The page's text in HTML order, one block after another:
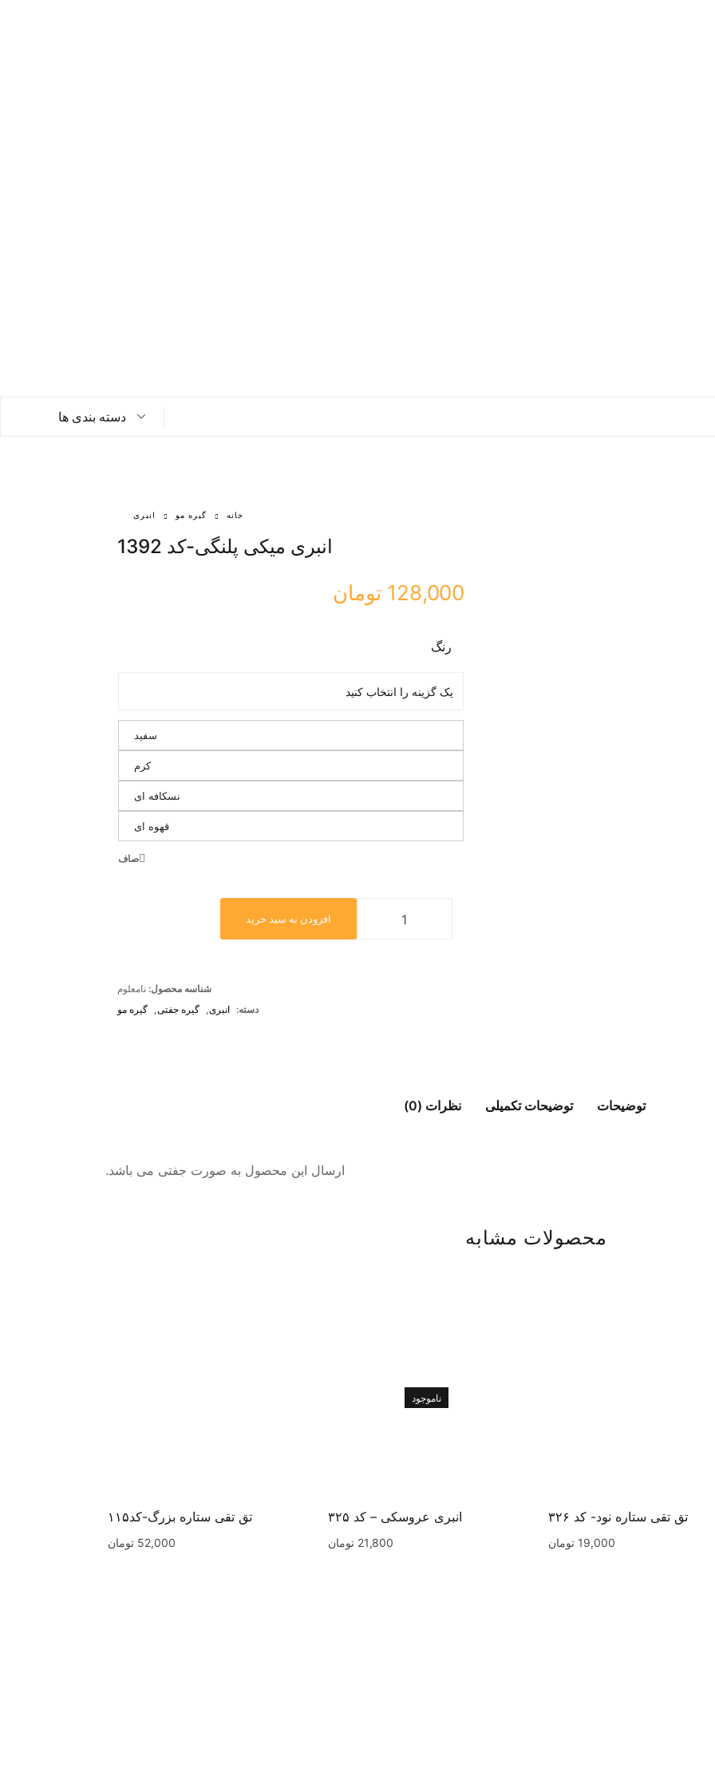
دسته بندی ها
خانه گیره مو انبری
انبری میکی پلنگی-کد 1392
128,000 تومان
رنگ
سفید
کرم
نسکافه ای
قهوه ای
صاف
افزودن به سبد خرید
شناسه محصول: نامعلوم
دسته: انبری گیره جفتی گیره مو
توضیحات توضیحات تکمیلی نظرات (0)
ارسال این محصول به صورت جفتی می باشد.
محصولات مشابه
تق تقی ستاره نود- کد ۳۲۶
19,000 تومان
ناموجود
انبری عروسکی – کد ۳۲۵
21,800 تومان
تق تقی ستاره بزرگ-کد۱۱۵
52,000 تومان